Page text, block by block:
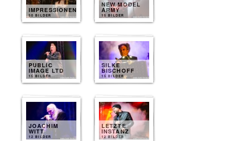
IMPRESSIONEN
50 BILDER
NEW MODEL
ARMY
15 BILDER
PUBLIC
IMAGE LTD
15 BILDER
SILKE
BISCHOFF
15 BILDER
JOACHIM
WITT
12 BILDER
LETZTE
INSTANZ
12 BILDER